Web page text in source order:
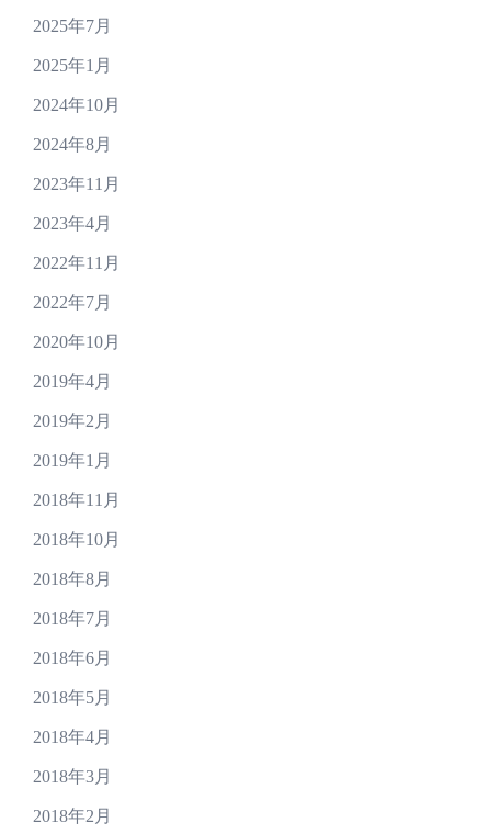
2025年7月
2025年1月
2024年10月
2024年8月
2023年11月
2023年4月
2022年11月
2022年7月
2020年10月
2019年4月
2019年2月
2019年1月
2018年11月
2018年10月
2018年8月
2018年7月
2018年6月
2018年5月
2018年4月
2018年3月
2018年2月